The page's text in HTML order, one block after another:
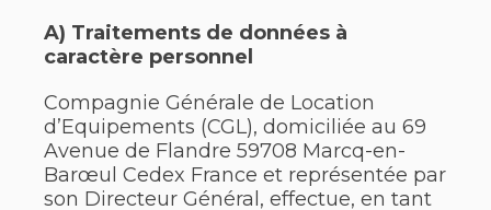
A) Traitements de données à
caractère personnel
Compagnie Générale de Location
d’Equipements (CGL), domiciliée au 69
Avenue de Flandre 59708 Marcq-en-
Barœul Cedex France et représentée par
son Directeur Général, effectue, en tant